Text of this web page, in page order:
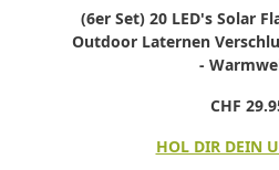
(6er Set) 20 LED's Solar
Outdoor Laternen
-
CHF
HOL DIR DEIN